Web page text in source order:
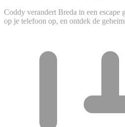
Coddy verandert Breda in een escape
op je telefoon op, en ontdek de